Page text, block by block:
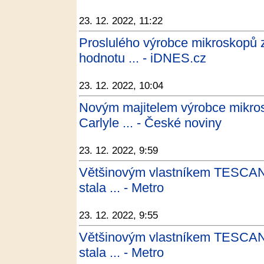
23. 12. 2022, 11:22
Proslulého výrobce mikroskopů
hodnotu ... - iDNES.cz
23. 12. 2022, 10:04
Novým majitelem výrobce
Carlyle ... - České noviny
23. 12. 2022, 9:59
Většinovým vlastníkem
stala ... - Metro
23. 12. 2022, 9:55
Většinovým vlastníkem
stala ... - Metro